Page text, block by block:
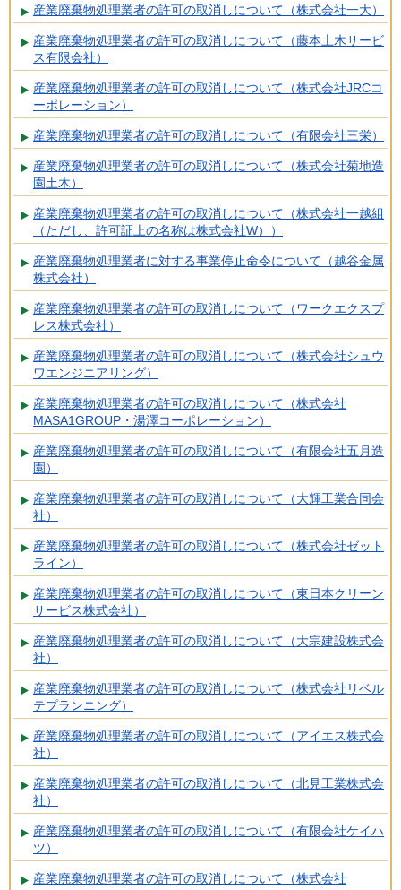
産業廃棄物処理業者の許可の取消しについて（株式会社一大）
産業廃棄物処理業者の許可の取消しについて（藤本土木サービ
ス有限会社）
産業廃棄物処理業者の許可の取消しについて（株式会社JRCコ
ーポレーション）
産業廃棄物処理業者の許可の取消しについて（有限会社三栄）
産業廃棄物処理業者の許可の取消しについて（株式会社菊地造
園土木）
産業廃棄物処理業者の許可の取消しについて（株式会社一越組
（ただし、許可証上の名称は株式会社W））
産業廃棄物処理業者に対する事業停止命令について（越谷金属
株式会社）
産業廃棄物処理業者の許可の取消しについて（ワークエクスプ
レス株式会社）
産業廃棄物処理業者の許可の取消しについて（株式会社シュウ
ワエンジニアリング）
産業廃棄物処理業者の許可の取消しについて（株式会社
MASA1GROUP・湯澤コーポレーション）
産業廃棄物処理業者の許可の取消しについて（有限会社五月造
園）
産業廃棄物処理業者の許可の取消しについて（大輝工業合同会
社）
産業廃棄物処理業者の許可の取消しについて（株式会社ゼット
ライン）
産業廃棄物処理業者の許可の取消しについて（東日本クリーン
サービス株式会社）
産業廃棄物処理業者の許可の取消しについて（大宗建設株式会
社）
産業廃棄物処理業者の許可の取消しについて（株式会社リベル
テプランニング）
産業廃棄物処理業者の許可の取消しについて（アイエス株式会
社）
産業廃棄物処理業者の許可の取消しについて（北見工業株式会
社）
産業廃棄物処理業者の許可の取消しについて（有限会社ケイハ
ツ）
産業廃棄物処理業者の許可の取消しについて（株式会社